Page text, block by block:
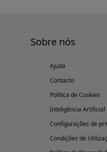
Sobre nós
Ajuda
Contacto
Política de Cookies
Inteligência Artificial
Configurações de
Condições de